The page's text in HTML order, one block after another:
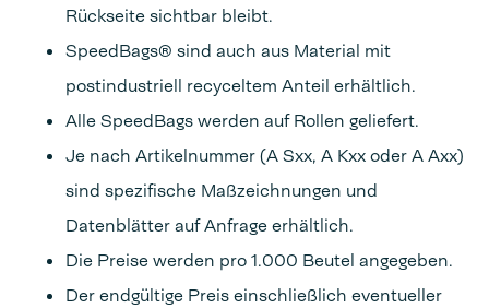
Rückseite sichtbar bleibt.
SpeedBags® sind auch aus Material mit
postindustriell recyceltem Anteil erhältlich.
Alle SpeedBags werden auf Rollen geliefert.
Je nach Artikelnummer (A Sxx, A Kxx oder A Axx)
sind spezifische Maßzeichnungen und
Datenblätter auf Anfrage erhältlich.
Die Preise werden pro 1.000 Beutel angegeben.
Der endgültige Preis einschließlich eventueller